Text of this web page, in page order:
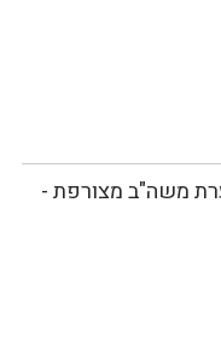
משה"ב מצורפת -